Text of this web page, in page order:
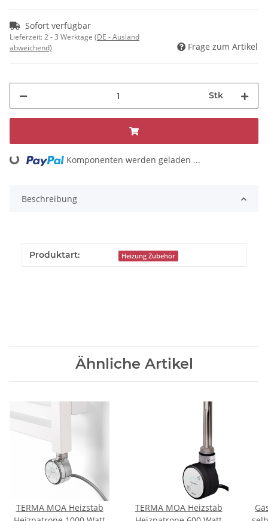
Sofort verfügbar
Lieferzeit:2 - 3 Werktage (DE - Ausland
abweichend)
Frage zum Artikel
Stk
Loading... Komponenten werden geladen ...
Beschreibung
Produktart: Heizung Zubehör
Ähnliche Artikel
TERMA MOA Heizstab
TERMA MOA Heizstab